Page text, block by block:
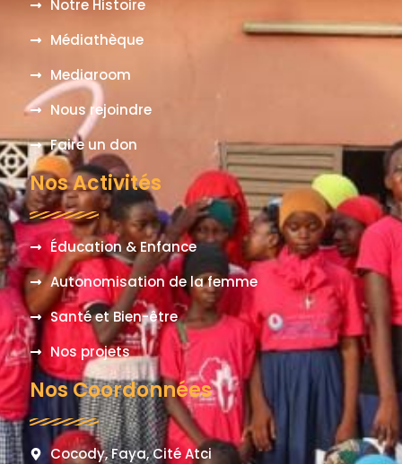
Notre Histoire
Médiathèque
Mediaroom
Nous rejoindre
Faire un don
Nos Activités
Éducation & Enfance
Autonomisation de la femme
Santé et Bien-être
Nos projets
Nos Coordonnées
Cocody, Faya, Cité Atci